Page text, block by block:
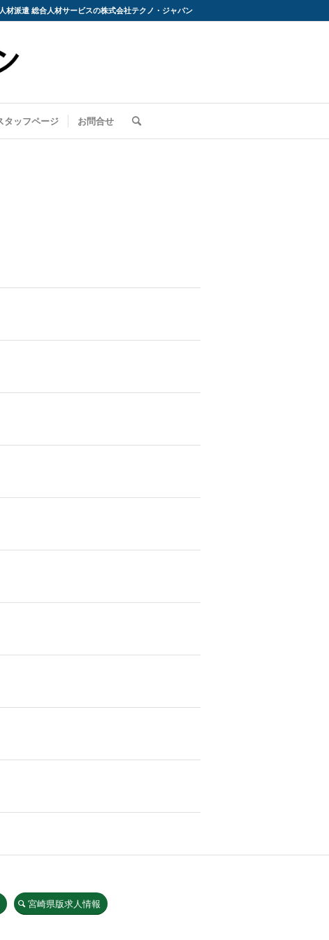
材派遣 総合人材サービスの株式会社テクノ・ジャパン
タッフページ お問合せ
宮崎県版求人情報